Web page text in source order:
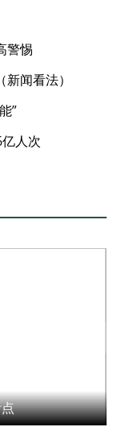
警惕
闻看法）
”
人次
“双向奔赴”